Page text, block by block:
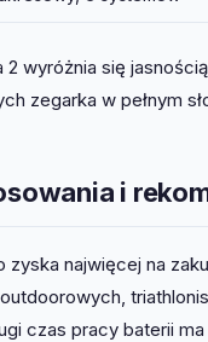
wyróżnia się
zegarka w pełnym
i
najwięcej na
czas pracy baterii ma